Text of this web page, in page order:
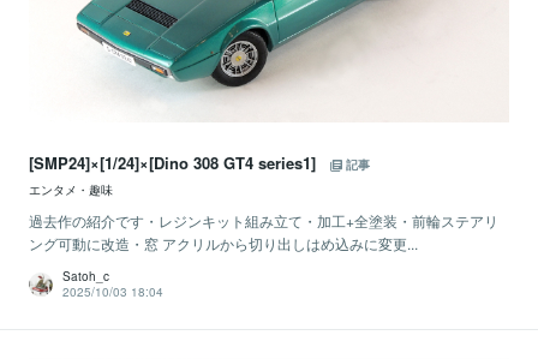
[SMP24]×[1/24]×[Dino 308 GT4 series1]
記事
エンタメ・趣味
過去作の紹介です・レジンキット組み立て・加工+全塗装・前輪ステアリ
ング可動に改造・窓 アクリルから切り出しはめ込みに変更...
Satoh_c
2025/10/03 18:04